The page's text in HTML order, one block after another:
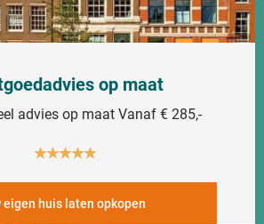
op maat
advies op maat Vanaf € 285,-
★★★★★
eigen huis laten opkopen